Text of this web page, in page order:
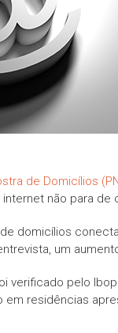
de Domicílios
não para de
domicílios
um
verificado pelo
residências